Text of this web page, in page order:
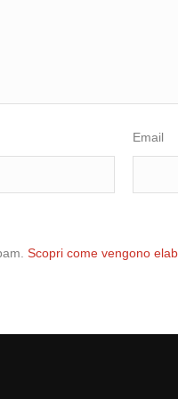
Email
Scopri come vengono